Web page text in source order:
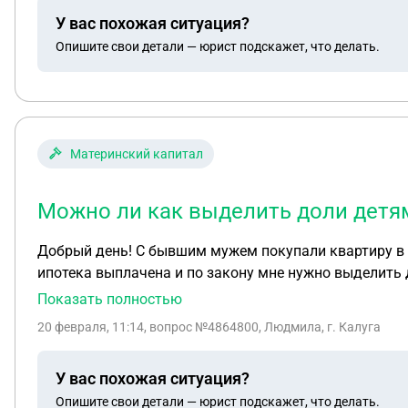
выделить в второй квартире . Тогда в городе П..
компенсацию на его завершение так как имеется две машины легковая и грузовая . Машины не
надо меняться долями . Одновременно хочу подать
ясности до суда .
У вас похожая ситуация?
Опишите свои детали — юрист подскажет, что делать.
Материнский капитал
Можно ли как выделить доли
Добрый день! С бывшим мужем покупали квартиру в ипотеку и туда вкладывали материнский капитал, квартира у нас с ним в равных долях по 1/2, сейчас
ипотека выплачена и по закону мне нужно
собирается, а насколько мне известно, при
Показать полностью
20 февраля, 11:14, вопрос №4864800, Людмила, г. Калуга
У вас похожая ситуация?
Опишите свои детали — юрист подскажет, что делать.